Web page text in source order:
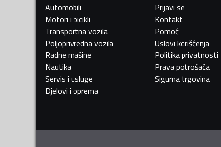
Automobili
Motori i bicikli
Transportna vozila
Poljoprivredna vozila
Radne mašine
Nautika
Servis i usluge
Djelovi i oprema
Prijavi se
Kontakt
Pomoć
Uslovi korišćenja
Politika privatnosti
Prava potrošača
Sigurna trgovina